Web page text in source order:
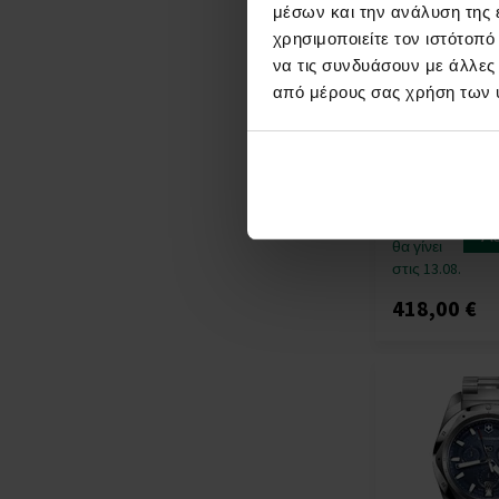
μέσων και την ανάλυση της
χρησιμοποιείτε τον
να τις συνδυάσουν με
από μέρους σας χρήση των
Victorinox
θα γίνει
στις 13.08.
418,00 €